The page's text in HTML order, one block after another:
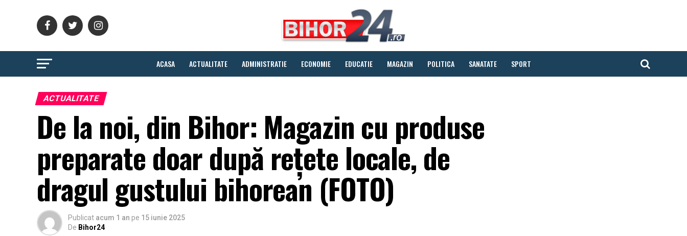
ACASA ACTUALITATE ADMINISTRATIE ECONOMIE EDUCATIE MAGAZIN POLITICA SANATATE SPORT
ACTUALITATE
De la noi, din Bihor: Magazin cu produse
preparate doar după rețete locale, de
dragul gustului bihorean (FOTO)
Publicat acum 1 an pe 15 iunie 2025
De Bihor24